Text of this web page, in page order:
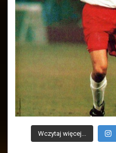
Wczytaj więcej...